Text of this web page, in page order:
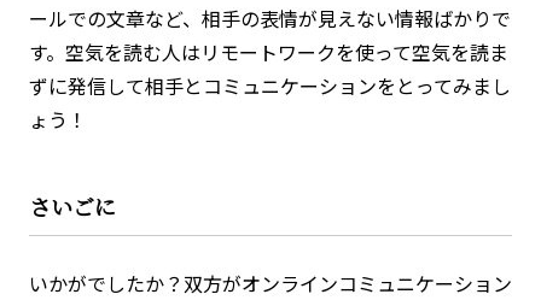
ールでの文章など、相手の表情が見えない情報ばかりで
す。空気を読む人はリモートワークを使って空気を読ま
ずに発信して相手とコミュニケーションをとってみまし
ょう！
さいごに
いかがでしたか？双方がオンラインコミュニケーション